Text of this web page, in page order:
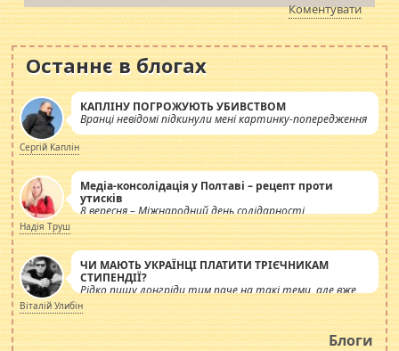
Коментувати
Останнє в блогах
КАПЛІНУ ПОГРОЖУЮТЬ УБИВСТВОМ
Вранці невідомі підкинули мені картинку-попередження
Сергій Каплін
Медіа-консолідація у Полтаві – рецепт проти
утисків
8 вересня – Міжнародний день солідарності
журналістів.
Надія Труш
ЧИ МАЮТЬ УКРАЇНЦІ ПЛАТИТИ ТРІЄЧНИКАМ
СТИПЕНДІЇ?
Рідко пишу лонгріди тим паче на такі теми, але вже
просто дістало! Обурюють сьогоднішні інсенуації
навколо стипендіального питання. Штучно
роздувається ще одна соціальна катастрофа.
Віталій Улибін
Блоги